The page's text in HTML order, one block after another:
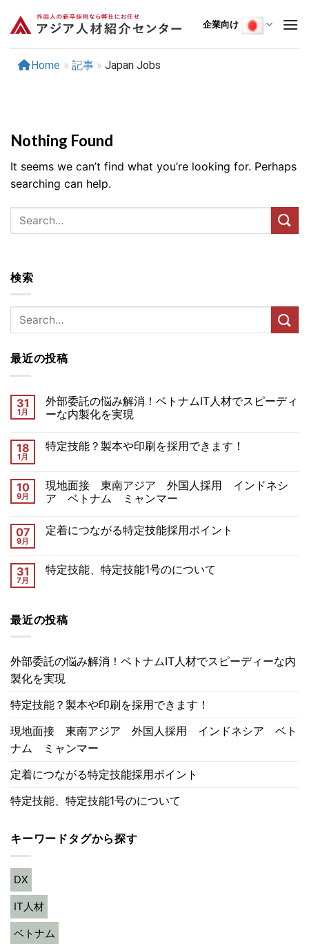
企業向け
Home » 記事 » Japan Jobs
Nothing Found
It seems we can’t find what you’re looking for. Perhaps
searching can help.
検索
最近の投稿
31
1月
外部委託の悩み解消！ベトナムIT人材でスピーディ
ーな内製化を実現
18
1月
特定技能？製本や印刷を採用できます！
10
9月
現地面接 東南アジア 外国人採用 インドネシ
ア ベトナム ミャンマー
07
9月
定着につながる特定技能採用ポイント
31
7月
特定技能、特定技能1号のについて
最近の投稿
外部委託の悩み解消！ベトナムIT人材でスピーディーな内
製化を実現
特定技能？製本や印刷を採用できます！
現地面接 東南アジア 外国人採用 インドネシア ベト
ナム ミャンマー
定着につながる特定技能採用ポイント
特定技能、特定技能1号のについて
キーワードタグから探す
DX
IT人材
ベトナム